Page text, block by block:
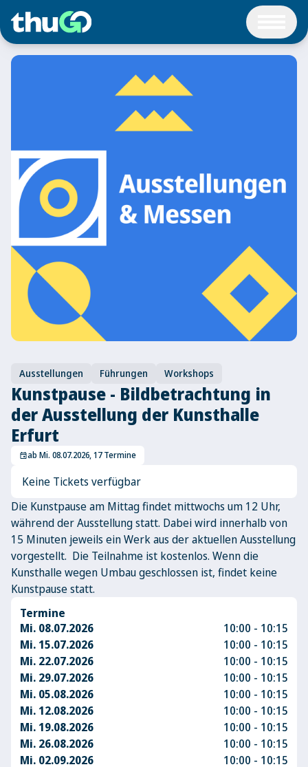
Ausstellungen Führungen Workshops
Kunstpause - Bildbetrachtung in
der Ausstellung der Kunsthalle
Erfurt
eventab Mi. 08.07.2026, 17 Termine
Keine Tickets verfügbar
Die Kunstpause am Mittag findet mittwochs um 12 Uhr,
während der Ausstellung statt. Dabei wird innerhalb von
15 Minuten jeweils ein Werk aus der aktuellen Ausstellung
vorgestellt. Die Teilnahme ist kostenlos. Wenn die
Kunsthalle wegen Umbau geschlossen ist, findet keine
Kunstpause statt.
Termine
Mi. 08.07.2026
10:00 - 10:15
Mi. 15.07.2026
10:00 - 10:15
Mi. 22.07.2026
10:00 - 10:15
Mi. 29.07.2026
10:00 - 10:15
Mi. 05.08.2026
10:00 - 10:15
Mi. 12.08.2026
10:00 - 10:15
Mi. 19.08.2026
10:00 - 10:15
Mi. 26.08.2026
10:00 - 10:15
Mi. 02.09.2026
10:00 - 10:15